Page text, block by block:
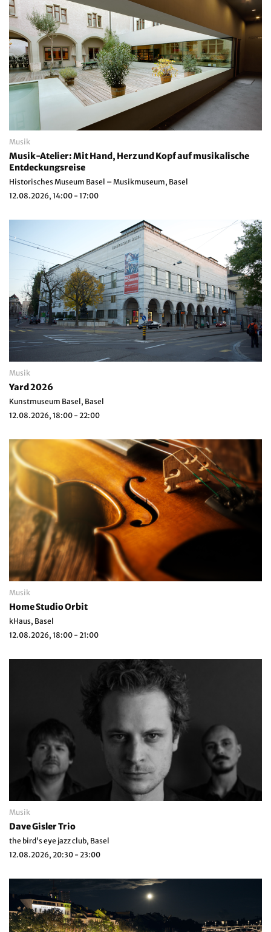
Musik
Musik-Atelier: Mit Hand, Herz und Kopf auf musikalische
Entdeckungsreise
Historisches Museum Basel – Musikmuseum, Basel
12.08.2026, 14:00 - 17:00
Musik
Yard 2026
Kunstmuseum Basel, Basel
12.08.2026, 18:00 - 22:00
Musik
Home Studio Orbit
kHaus, Basel
12.08.2026, 18:00 - 21:00
Musik
Dave Gisler Trio
the bird's eye jazz club, Basel
12.08.2026, 20:30 - 23:00